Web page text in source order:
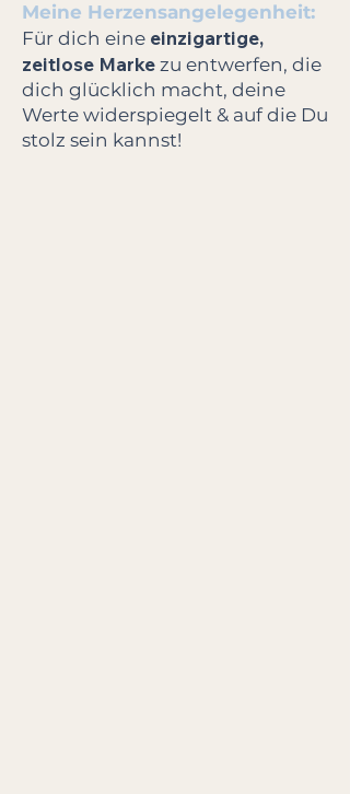
Meine Herzensangelegenheit:
Für dich eine einzigartige,
zeitlose Marke zu entwerfen, die
dich glücklich macht, deine
Werte widerspiegelt & auf die Du
stolz sein kannst!